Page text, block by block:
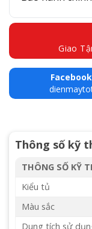
Giao
Facebook
Thông số kỹ
THÔNG SỐ KỸ
Kiểu tủ
Màu sắc
Dung tích sử